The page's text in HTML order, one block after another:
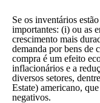
Se os inventários
importantes: (i) ou as
crescimento mais
demanda por bens de
compra é um efeito
inflacionários e a
diversos setores,
Estate) americano,
negativos.